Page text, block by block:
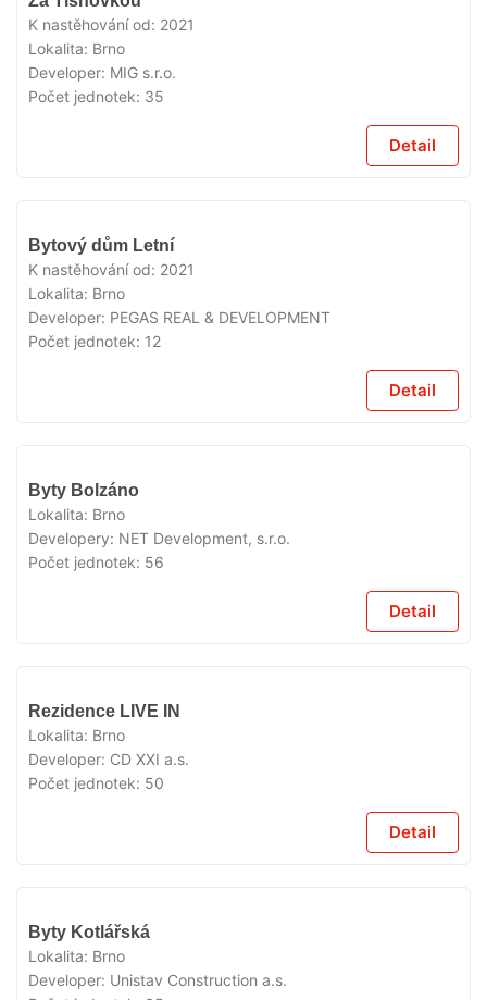
K nastěhování od: 2021
Lokalita: Brno
Developer: MIG s.r.o.
Počet jednotek: 35
Detail
Bytový dům Letní
K nastěhování od: 2021
Lokalita: Brno
Developer: PEGAS REAL & DEVELOPMENT
Počet jednotek: 12
Detail
Byty Bolzáno
Lokalita: Brno
Developery: NET Development, s.r.o.
Počet jednotek: 56
Detail
Rezidence LIVE IN
Lokalita: Brno
Developer: CD XXI a.s.
Počet jednotek: 50
Detail
Byty Kotlářská
Lokalita: Brno
Developer: Unistav Construction a.s.